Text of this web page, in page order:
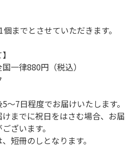
までとさせていただきます。
一律880円（税込）
～7日程度でお届けいたします。
までに祝日をはさむ場合、お届
ざいます。
短冊のしとなります。